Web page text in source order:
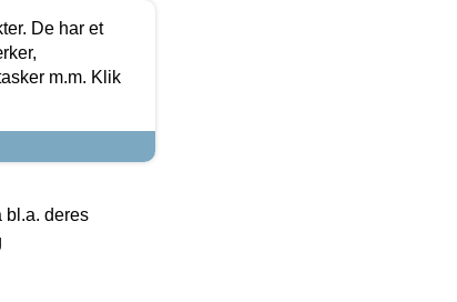
De har et
m.m. Klik
bl.a. deres